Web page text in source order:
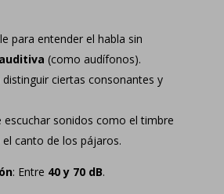
para entender el habla sin
(como audífonos).
ciertas consonantes y
escuchar sonidos como el timbre
canto de los pájaros.
: Entre 40 y 70 dB.